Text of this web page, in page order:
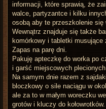
informacji, które sprawią, że
walce, partyzantce i kilku
osobą aby te przeszkolenie się
Wewnątrz znajduje się także
komórkowy i tabletki
Zapas na parę dni.
Pakuję apteczkę do worka po
i garść miejscowych
Na samym dnie razem z
bloczkowy o sile naciągu w
ale za to w małym woreczku
grotów i kluczy do